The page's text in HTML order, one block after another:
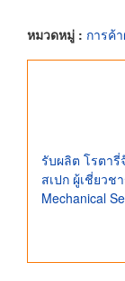
หมวดหมู่ : การค้
รับผลิต โรตา
สเปก ผู้เชี่ยว
Mechanical